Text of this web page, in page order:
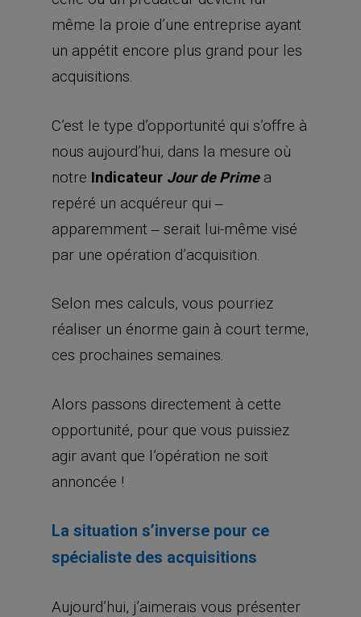
même la proie d’une entreprise ayant
un appétit encore plus grand pour les
acquisitions.
C’est le type d’opportunité qui s’offre à
nous aujourd’hui, dans la mesure où
notre Indicateur Jour de Primea
repéré un acquéreur qui ‒
apparemment ‒ serait lui-même visé
par une opération d’acquisition.
Selon mes calculs, vous pourriez
réaliser un énorme gain à court terme,
ces prochaines semaines.
Alors passons directement à cette
opportunité, pour que vous puissiez
agir avant que l’opération ne soit
annoncée !
La situation s’inverse pour ce
spécialiste des acquisitions
Aujourd’hui, j’aimerais vous présenter